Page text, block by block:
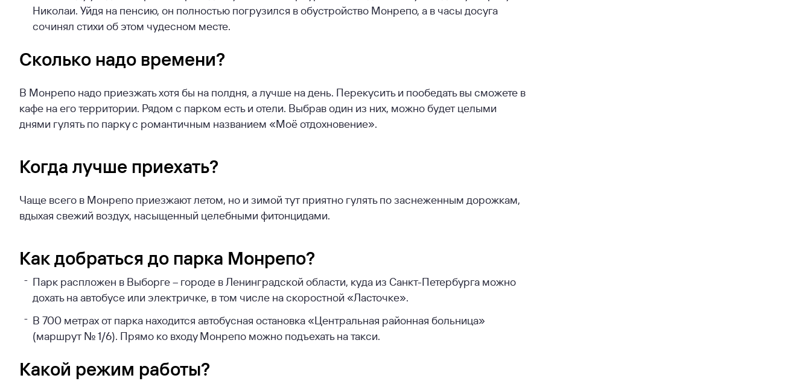
Николаи. Уйдя на пенсию, он полностью погрузился в обустройство Монрепо, а в часы досуга
сочинял стихи об этом чудесном месте.
Cколько надо времени?
В Монрепо надо приезжать хотя бы на полдня, а лучше на день. Перекусить и пообедать вы сможете в
кафе на его территории. Рядом с парком есть и отели. Выбрав один из них, можно будет целыми
днями гулять по парку с романтичным названием «Моё отдохновение».
Когда лучше приехать?
Чаще всего в Монрепо приезжают летом, но и зимой тут приятно гулять по заснеженным дорожкам,
вдыхая свежий воздух, насыщенный целебными фитонцидами.
Как добраться до парка Монрепо?
Парк распложен в Выборге – городе в Ленинградской области, куда из Санкт-Петербурга можно
дохать на автобусе или электричке, в том числе на скоростной «Ласточке».
В 700 метрах от парка находится автобусная остановка «Центральная районная больница»
(маршрут № 1/6). Прямо ко входу Монрепо можно подъехать на такси.
Какой режим работы?